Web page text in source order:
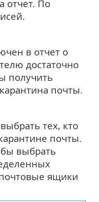
отчет. По
в отчет о
достаточно
получить
почты.
тех, кто
почты.
выбрать
ящики